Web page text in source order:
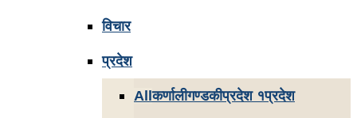
विचार
प्रदेश
Allकर्णालीगण्डकीप्रदेश १प्रदेश